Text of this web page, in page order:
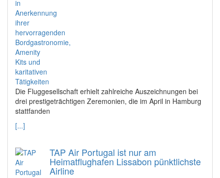
Die Fluggesellschaft erhielt zahlreiche Auszeichnungen bei
drei prestigeträchtigen Zeremonien, die im April in Hamburg
stattfanden
[...]
TAP Air Portugal ist nur am
Heimatflughafen Lissabon pünktlichste
Airline